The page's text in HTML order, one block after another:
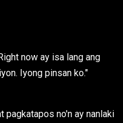
now ay isa lang ang
Iyong pinsan ko."
pagkatapos no'n ay nanlaki